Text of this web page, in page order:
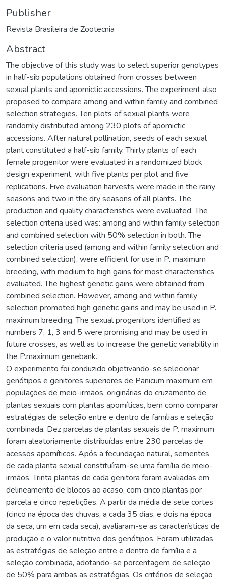
Publisher
Revista Brasileira de Zootecnia
Abstract
The objective of this study was to select superior genotypes
in half-sib populations obtained from crosses between
sexual plants and apomictic accessions. The experiment also
proposed to compare among and within family and combined
selection strategies. Ten plots of sexual plants were
randomly distributed among 230 plots of apomictic
accessions. After natural pollination, seeds of each sexual
plant constituted a half-sib family. Thirty plants of each
female progenitor were evaluated in a randomized block
design experiment, with five plants per plot and five
replications. Five evaluation harvests were made in the rainy
seasons and two in the dry seasons of all plants. The
production and quality characteristics were evaluated. The
selection criteria used was: among and within family selection
and combined selection with 50% selection in both. The
selection criteria used (among and within family selection and
combined selection), were efficient for use in P. maximum
breeding, with medium to high gains for most characteristics
evaluated. The highest genetic gains were obtained from
combined selection. However, among and within family
selection promoted high genetic gains and may be used in P.
maximum breeding. The sexual progenitors identified as
numbers 7, 1, 3 and 5 were promising and may be used in
future crosses, as well as to increase the genetic variability in
the P.maximum genebank.
O experimento foi conduzido objetivando-se selecionar
genótipos e genitores superiores de Panicum maximum em
populações de meio-irmãos, originárias do cruzamento de
plantas sexuais com plantas apomíticas, bem como comparar
estratégias de seleção entre e dentro de famílias e seleção
combinada. Dez parcelas de plantas sexuais de P. maximum
foram aleatoriamente distribuídas entre 230 parcelas de
acessos apomíticos. Após a fecundação natural, sementes
de cada planta sexual constituíram-se uma família de meio-
irmãos. Trinta plantas de cada genitora foram avaliadas em
delineamento de blocos ao acaso, com cinco plantas por
parcela e cinco repetições. A partir da média de sete cortes
(cinco na época das chuvas, a cada 35 dias, e dois na época
da seca, um em cada seca), avaliaram-se as características de
produção e o valor nutritivo dos genótipos. Foram utilizadas
as estratégias de seleção entre e dentro de família e a
seleção combinada, adotando-se porcentagem de seleção
de 50% para ambas as estratégias. Os critérios de seleção